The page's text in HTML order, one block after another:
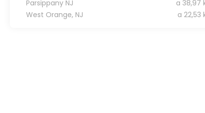
Parsippany NJ
a 38,97
West Orange, NJ
a 22,53